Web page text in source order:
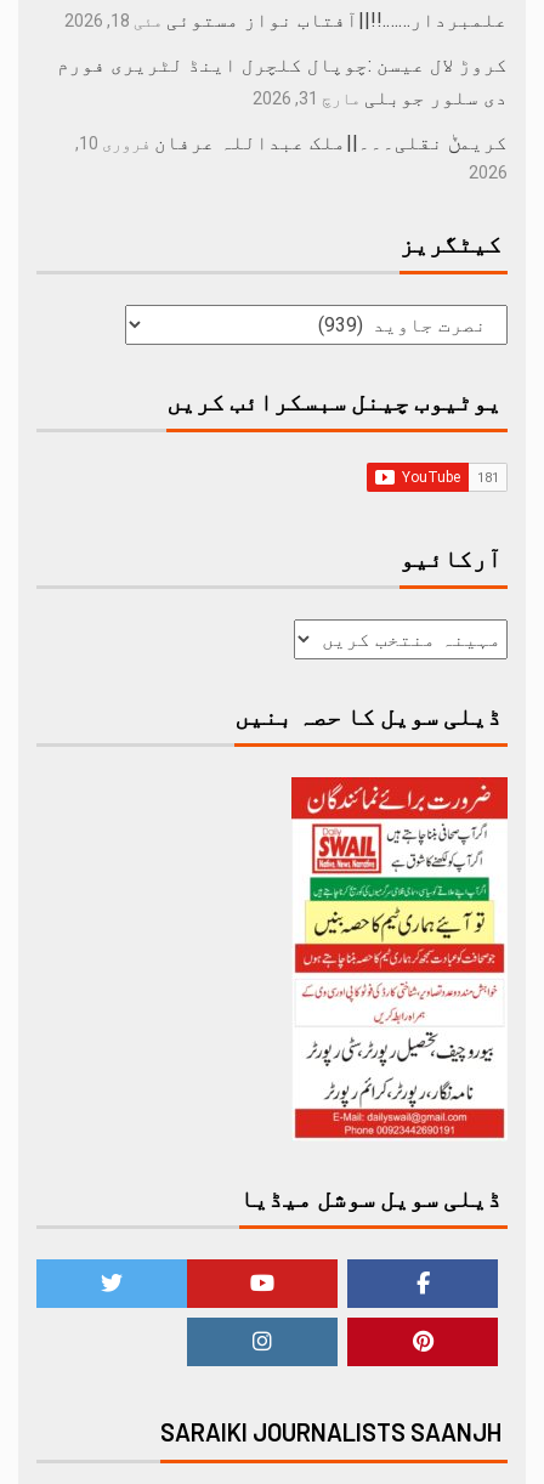
علمبردار…….!!||آفتاب نواز مستوئی مئی 18, 2026
کروڑ لال عیسن :چوپال کلچرل اینڈ لٹریری فورم
دی سلور جوبلی مارچ 31, 2026
کریمݨ نقلی۔۔۔||ملک عبداللہ عرفان
فروری 10,
2026
کیٹگریز
یوٹیوب چینل سبسکرائب کریں
آرکائیو
ڈیلی سویل کا حصہ بنیں
ڈیلی سویل سوشل میڈیا
SARAIKI JOURNALISTS SAANJH